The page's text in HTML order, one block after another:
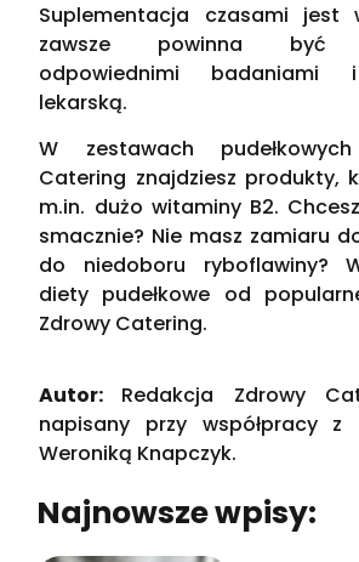
Suplementacja czasami jest
zawsze powinna być
odpowiednimi badaniami
lekarską.
W zestawach
Catering znajdziesz produkty,
m.in. dużo witaminy B2.
smacznie? Nie masz zamiaru
do niedoboru ryboflawiny?
diety pudełkowe od
Zdrowy Catering.
Autor: Redakcja Zdrowy
napisany przy współpracy z
Weroniką Knapczyk.
Najnowsze wpisy: